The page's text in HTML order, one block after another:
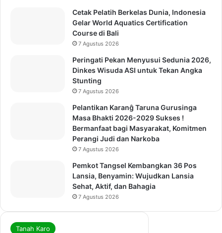
Cetak Pelatih Berkelas Dunia, Indonesia
Gelar World Aquatics Certification
Course di Bali
7 Agustus 2026
Peringati Pekan Menyusui Sedunia 2026,
Dinkes Wisuda ASI untuk Tekan Angka
Stunting
7 Agustus 2026
Pelantikan Karanĝ Taruna Gurusinga
Masa Bhakti 2026-2029 Sukses !
Bermanfaat bagi Masyarakat, Komitmen
Perangi Judi dan Narkoba
7 Agustus 2026
Pemkot Tangsel Kembangkan 36 Pos
Lansia, Benyamin: Wujudkan Lansia
Sehat, Aktif, dan Bahagia
7 Agustus 2026